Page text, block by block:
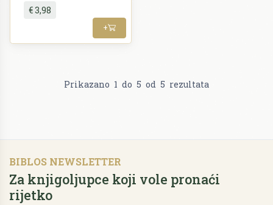
€ 3,98
+
Prikazano 1 do 5 od 5 rezultata
BIBLOS NEWSLETTER
Za knjigoljupce koji vole pronaći
rijetko